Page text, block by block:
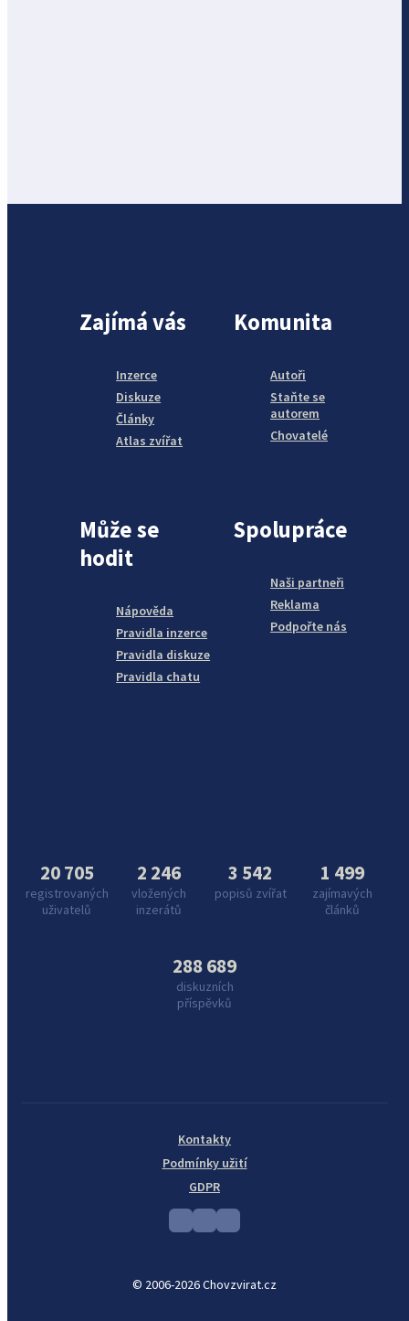
Zajímá vás
Inzerce
Diskuze
Články
Atlas zvířat
Komunita
Autoři
Staňte se
autorem
Chovatelé
Může se
hodit
Nápověda
Pravidla inzerce
Pravidla diskuze
Pravidla chatu
Spolupráce
Naši partneři
Reklama
Podpořte nás
20 705
registrovaných
uživatelů
2 246
vložených
inzerátů
3 542
popisů zvířat
1 499
zajímavých
článků
288 689
diskuzních
příspěvků
© 2006-2026 Chovzvirat.cz
Kontakty
Podmínky užití
GDPR